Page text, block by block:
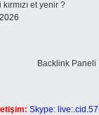
et yenir ?
Skype: